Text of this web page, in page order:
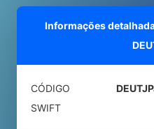
Informações
CÓDIGO
SWIFT